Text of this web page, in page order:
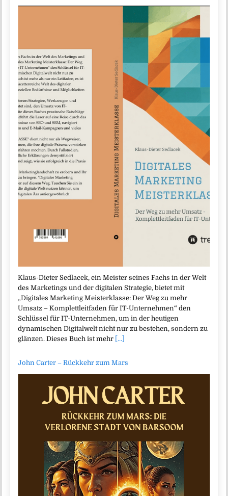
Klaus-Dieter Sedlacek, ein Meister seines Fachs in der Welt
des Marketings und der digitalen Strategie, bietet mit
„Digitales Marketing Meisterklasse: Der Weg zu mehr
Umsatz – Komplettleitfaden für IT-Unternehmen“ den
Schlüssel für IT-Unternehmen, um in der heutigen
dynamischen Digitalwelt nicht nur zu bestehen, sondern zu
glänzen. Dieses Buch ist mehr [...]
John Carter – Rückkehr zum Mars